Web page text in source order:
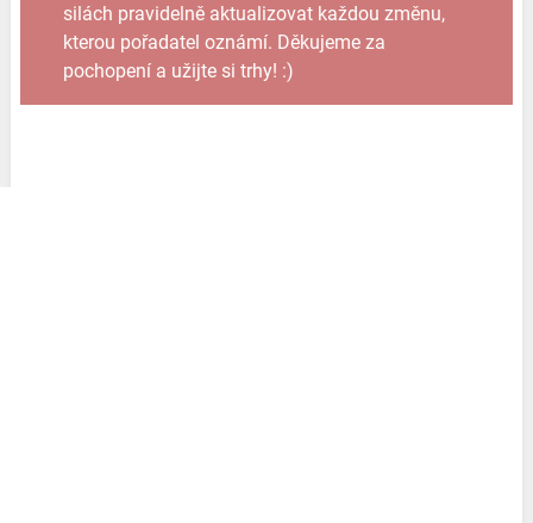
silách pravidelně aktualizovat každou změnu,
kterou pořadatel oznámí. Děkujeme za
pochopení a užijte si trhy! :)